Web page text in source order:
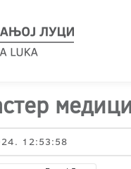
12:53:58